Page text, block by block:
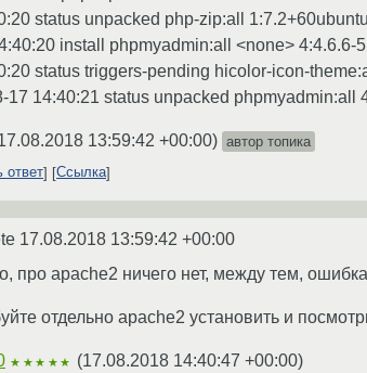
status unpacked php-zip:all
install phpmyadmin:all <none>
status triggers-pending hicolor-icon-
17 14:40:21 status unpacked phpmyadmin:all
13:59:42 +00:00) автор топика
ответ
Ссылка
17.08.2018 13:59:42 +00:00
про apache2 ничего нет, между тем,
отдельно apache2 установить и
★★★★★ (17.08.2018 14:40:47 +00:00)